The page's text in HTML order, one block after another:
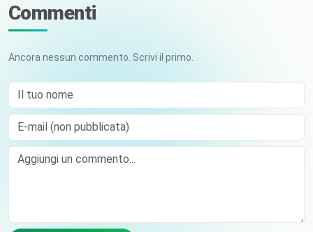
Commenti
Ancora nessun commento. Scrivi il primo.
Il tuo nome
E-mail (non pubblicata)
Comment